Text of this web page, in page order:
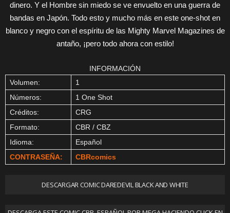
dinero. Y el Hombre sin miedo se ve envuelto en una guerra de
bandas en Japón. Todo esto y mucho más en este one-shot en
blanco y negro con el espíritu de las Mighty Marvel Magazines de
antaño, ¡pero todo ahora con estilo!
INFORMACIÓN
Volumen:
1
Números:
1 One Shot
Créditos:
CRG
Formato:
CBR / CBZ
Idioma:
Español
CONTRASEÑA:
CBRcomics
DESCARGAR COMIC DAREDEVIL BLACK AND WHITE